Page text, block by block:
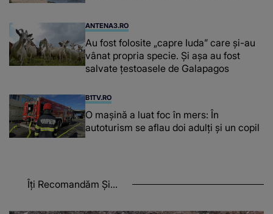
ANTENA3.RO
Au fost folosite „capre Iuda” care și-au
vânat propria specie. Și așa au fost
salvate țestoasele de Galapagos
B1TV.RO
O maşină a luat foc în mers: În
autoturism se aflau doi adulți și un copil
Îți Recomandăm Și...